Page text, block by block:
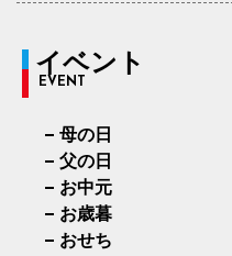
イベント
EVENT
母の日
父の日
お中元
お歳暮
おせち